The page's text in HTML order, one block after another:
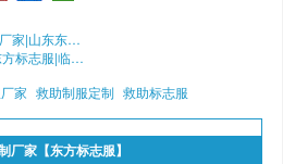
威海劳动监察制服制作厂家|山东东方标志服供应
西安定做税务标志服|东方标志服|临沂格
家 救助制服定制 救助标志服
厂家【东方标志服】